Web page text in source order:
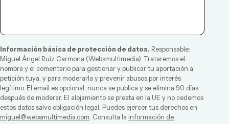
Información básica de protección de datos. Responsable:
Miguel Ángel Ruiz Carmona (Websmultimedia). Trataremos el
nombre y el comentario para gestionar y publicar tu aportación a
petición tuya, y para moderarla y prevenir abusos por interés
legítimo. El email es opcional, nunca se publica y se elimina 90 días
después de moderar. El alojamiento se presta en la UE y no cedemos
estos datos salvo obligación legal. Puedes ejercer tus derechos en
miguel@websmultimedia.com. Consulta la información de